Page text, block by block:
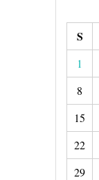
S
1
8
15
22
29